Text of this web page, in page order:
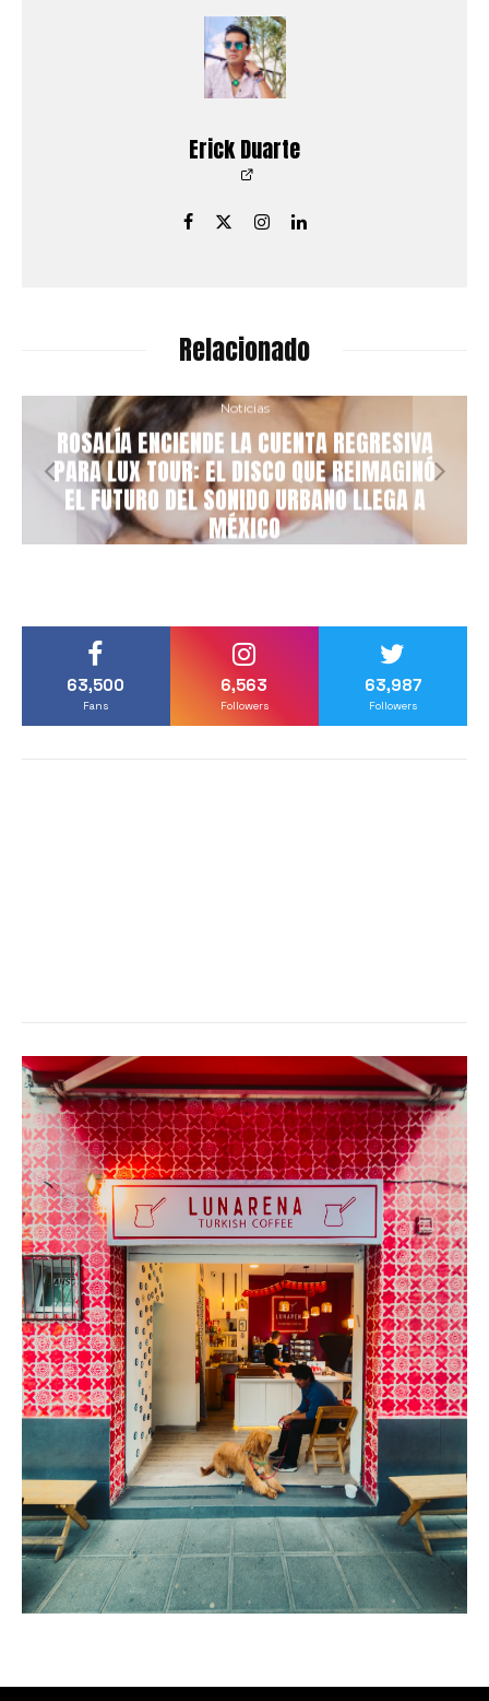
Erick Duarte
Relacionado
Noticias
ROSALÍA ENCIENDE LA CUENTA REGRESIVA
PARA LUX TOUR: EL DISCO QUE REIMAGINÓ
EL FUTURO DEL SONIDO URBANO LLEGA A
MÉXICO
63,500
Fans
6,563
Followers
63,987
Followers